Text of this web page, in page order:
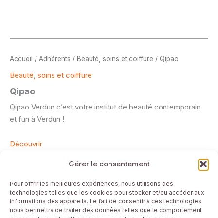
Gérer le consentement
Pour offrir les meilleures expériences, nous utilisons des
technologies telles que les cookies pour stocker et/ou accéder aux
informations des appareils. Le fait de consentir à ces technologies
nous permettra de traiter des données telles que le comportement
Accueil / Adhérents / Beauté, soins et coiffure / Qipao
Beauté, soins et coiffure
Qipao
Qipao Verdun c’est votre institut de beauté contemporain
et fun à Verdun !
Découvrir
Mentions Légales
Plan du site
Conditions générales